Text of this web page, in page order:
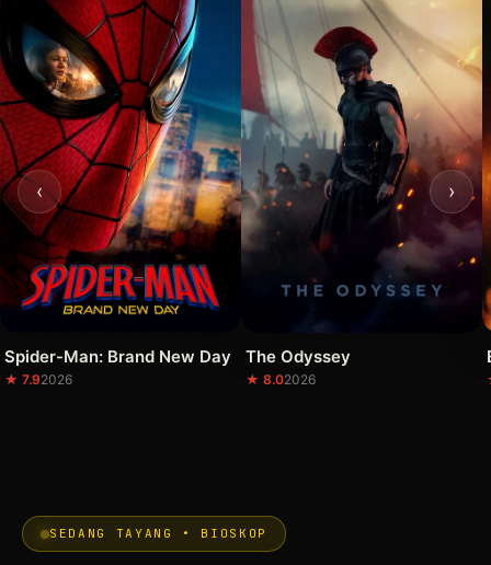
‹
Spider-Man: Brand New Day
★ 7.92026
The Odyssey
★ 8.02026
›
SEDANG TAYANG • BIOSKOP